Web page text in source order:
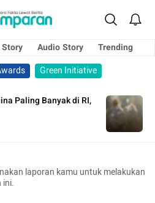
Audio Story
Trending
Green Initiative
Paling Banyak di RI,
laporan kamu untuk melakukan
ini.